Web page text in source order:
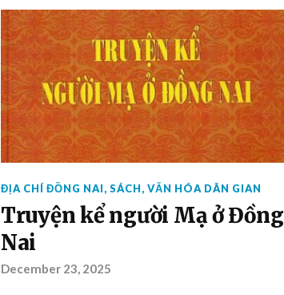
ĐỊA CHÍ ĐỒNG NAI, SÁCH, VĂN HÓA DÂN GIAN
Truyện kể người Mạ ở Đồng
Nai
December 23, 2025